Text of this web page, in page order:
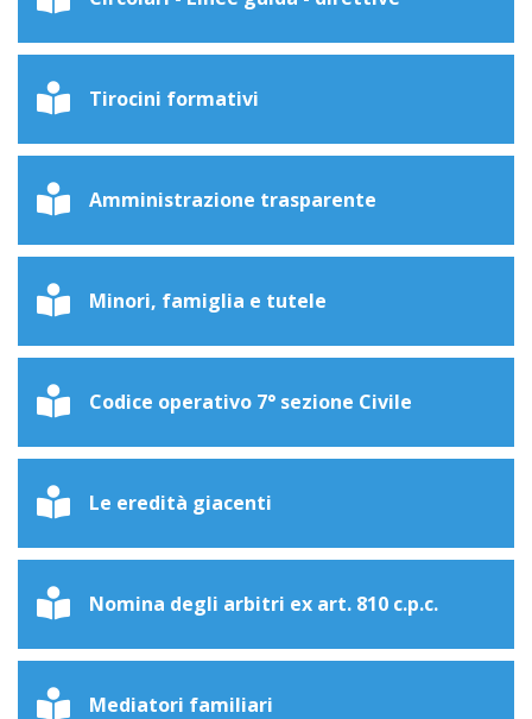
Tirocini formativi
Amministrazione trasparente
Minori, famiglia e tutele
Codice operativo 7° sezione Civile
Le eredità giacenti
Nomina degli arbitri ex art. 810 c.p.c.
Mediatori familiari